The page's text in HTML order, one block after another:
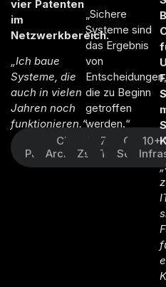
vier Patenten
im
Netzwerkbereich.
„Ich baue
Systeme, die
auch in vielen
Jahren noch
funktionieren.“
Patente
Cloud-
Architektur
Ex-
Zscaler
„Sichere
Systeme sind
das Ergebnis
von
Entscheidungen,
die zu Beginn
getroffen
werden.“
Zero
Trust
Cloud
Security
10+